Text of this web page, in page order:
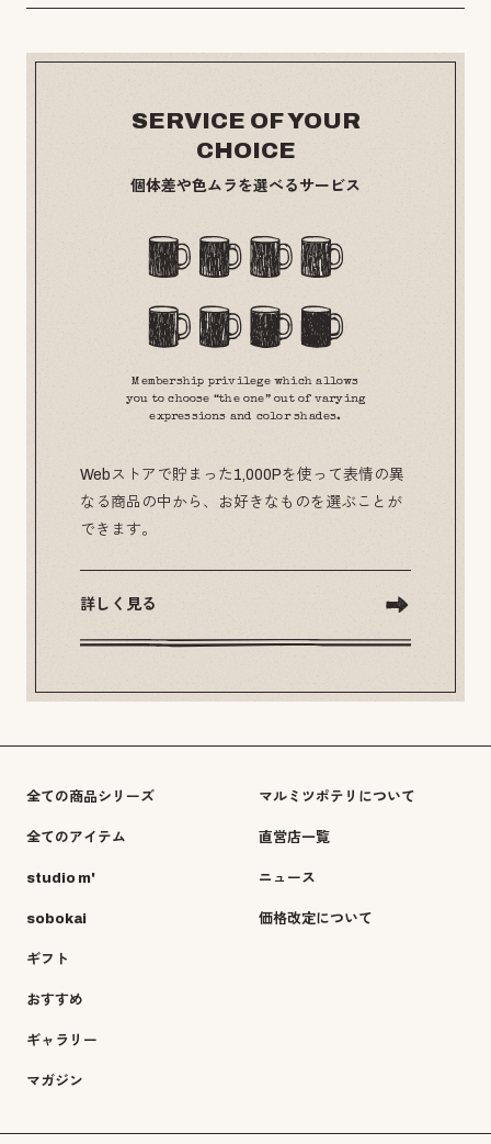
SERVICE OF YOUR
CHOICE
個体差や色ムラを選べるサービス
Membership privilege which allows
you to choose “the one” out of varying
expressions and color shades.
Webストアで貯まった1,000Pを使って表情の異
なる商品の中から、お好きなものを選ぶことが
できます。
詳しく見る
全ての商品シリーズ
全てのアイテム
studio m'
sobokai
ギフト
おすすめ
ギャラリー
マガジン
マルミツポテリについて
直営店一覧
ニュース
価格改定について